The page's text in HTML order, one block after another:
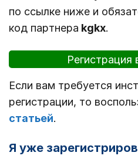
по ссылке ниже и
код партнера kgkx.
Регистрация
Если вам требуется
регистрации, то
статьей.
Я уже